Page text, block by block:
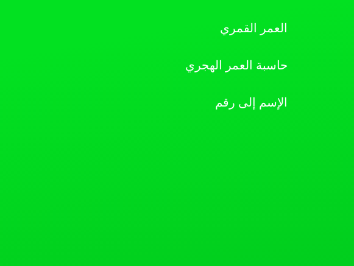
العمر القمري
حاسبة العمر الهجري
الإسم إلى رقم